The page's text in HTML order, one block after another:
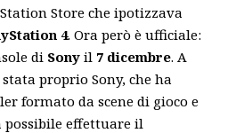
Store che ipotizzava
4. Ora però è ufficiale:
di Sony il 7 dicembre. A
proprio Sony, che ha
formato da scene di gioco e
effettuare il